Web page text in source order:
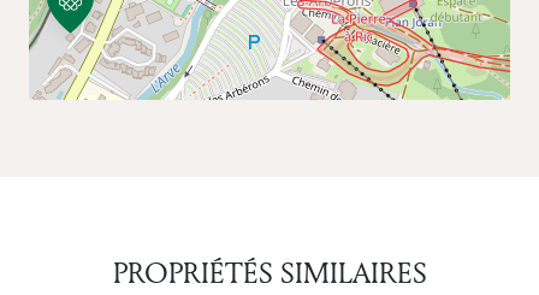
PROPRIÉTÉS SIMILAIRES